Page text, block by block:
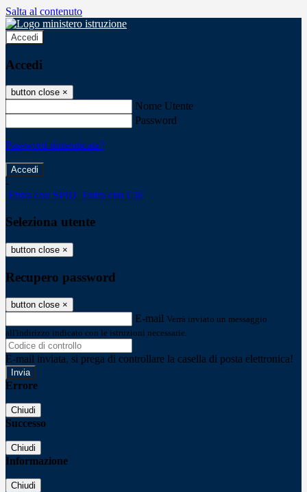
Salta al contenuto
Accedi
Accedi
button close ×
Nome Utente
Password
Password dimenticata?
-
Entra con SPID Entra con CIE
Seleziona utente
button close ×
Recupero password
button close ×
E-mail Verrà inviato un messaggio
all'indirizzo indicato con le istruzioni necessarie.
E-mail inviata, si prega di controllare la casella di posta elettronica!
Errore
Chiudi
Successo
Chiudi
Informazione
Chiudi